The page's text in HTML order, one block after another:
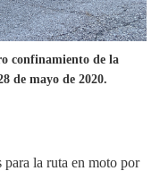
confinamiento de la
de mayo de 2020.
para la ruta en moto por